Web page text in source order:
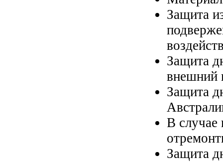
Защита
Защита
внешний
Защита
В случае
Защита